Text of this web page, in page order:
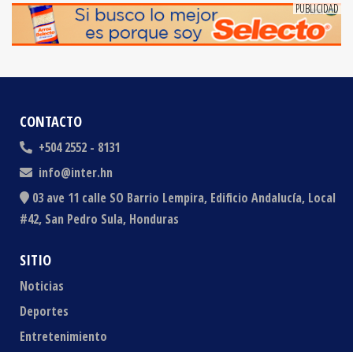
CONTACTO
+504 2552 - 8131
info@inter.hn
03 ave 11 calle SO Barrio Lempira, Edificio Andalucía, Local
#42, San Pedro Sula, Honduras
SITIO
Noticias
Deportes
Entretenimiento